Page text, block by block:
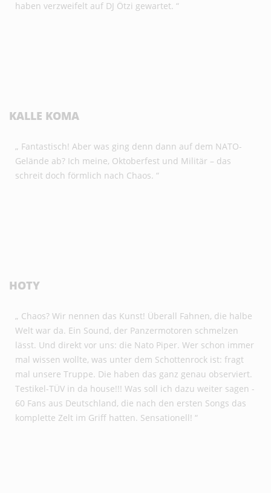
haben verzweifelt auf DJ Ötzi gewartet. “
KALLE KOMA
„ Fantastisch! Aber was ging denn dann auf dem NATO-
Gelände ab? Ich meine, Oktoberfest und Militär – das
schreit doch förmlich nach Chaos. “
HOTY
„ Chaos? Wir nennen das Kunst! Überall Fahnen, die halbe
Welt war da. Ein Sound, der Panzermotoren schmelzen
lässt. Und direkt vor uns: die Nato Piper. Wer schon immer
mal wissen wollte, was unter dem Schottenrock ist: fragt
mal unsere Truppe. Die haben das ganz genau observiert.
Testikel-TÜV in da house!!! Was soll ich dazu weiter sagen -
60 Fans aus Deutschland, die nach den ersten Songs das
komplette Zelt im Griff hatten. Sensationell! “